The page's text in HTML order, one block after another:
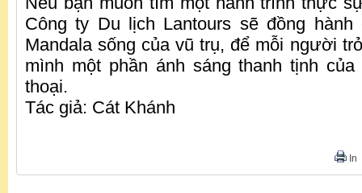
Công ty Du lịch Lantours sẽ đồng
Mandala sống của vũ trụ, để mỗi người
mình một phần ánh sáng thanh tịnh của
thoại.
Tác giả: Cát Khánh
In